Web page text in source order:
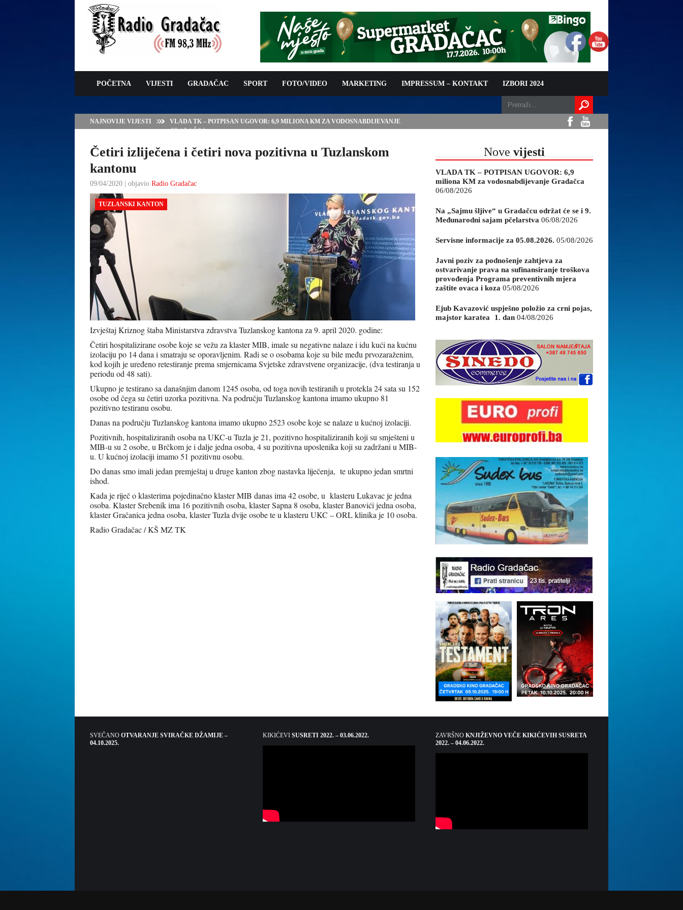
POČETNA VIJESTI GRADAČAC SPORT FOTO/VIDEO MARKETING IMPRESSUM – KONTAKT IZBORI 2024
NAJNOVIJE VIJESTI
VLADA TK – POTPISAN UGOVOR: 6,9 MILIONA KM ZA VODOSNABDIJEVANJE
GRADAČCA
Četiri izliječena i četiri nova pozitivna u Tuzlanskom
kantonu
09/04/2020 | objavio Radio Gradačac
TUZLANSKI KANTON
Izvještaj Kriznog štaba Ministarstva zdravstva Tuzlanskog kantona za 9. april 2020. godine:
Četiri hospitalizirane osobe koje se vežu za klaster MIB, imale su negativne nalaze i idu kući na kućnu
izolaciju po 14 dana i smatraju se oporavljenim. Radi se o osobama koje su bile među prvozaraženim,
kod kojih je uređeno retestiranje prema smjernicama Svjetske zdravstvene organizacije, (dva testiranja u
periodu od 48 sati).
Ukupno je testirano sa današnjim danom 1245 osoba, od toga novih testiranih u protekla 24 sata su 152
osobe od čega su četiri uzorka pozitivna. Na području Tuzlanskog kantona imamo ukupno 81
pozitivno testiranu osobu.
Danas na području Tuzlanskog kantona imamo ukupno 2523 osobe koje se nalaze u kućnoj izolaciji.
Pozitivnih, hospitaliziranih osoba na UKC-u Tuzla je 21, pozitivno hospitaliziranih koji su smješteni u
MIB-u su 2 osobe, u Brčkom je i dalje jedna osoba, 4 su pozitivna uposlenika koji su zadržani u MIB-
u. U kućnoj izolaciji imamo 51 pozitivnu osobu.
Do danas smo imali jedan premještaj u druge kanton zbog nastavka liječenja, te ukupno jedan smrtni
ishod.
Kada je riječ o klasterima pojedinačno klaster MIB danas ima 42 osobe, u klasteru Lukavac je jedna
osoba. Klaster Srebenik ima 16 pozitivnih osoba, klaster Sapna 8 osoba, klaster Banovići jedna osoba,
klaster Gračanica jedna osoba, klaster Tuzla dvije osobe te u klasteru UKC – ORL klinika je 10 osoba.
Radio Gradačac / KŠ MZ TK
Nove vijesti
VLADA TK – POTPISAN UGOVOR: 6,9
miliona KM za vodosnabdijevanje Gradačca
06/08/2026
Na „Sajmu šljive“ u Gradačcu održat će se i 9.
Međunarodni sajam pčelarstva 06/08/2026
Servisne informacije za 05.08.2026. 05/08/2026
Javni poziv za podnošenje zahtjeva za
ostvarivanje prava na sufinansiranje troškova
provođenja Programa preventivnih mjera
zaštite ovaca i koza 05/08/2026
Ejub Kavazović uspješno položio za crni pojas,
majstor karatea 1. dan 04/08/2026
SVEČANO OTVARANJE SVIRAČKE DŽAMIJE –
04.10.2025.
KIKIĆEVI SUSRETI 2022. – 03.06.2022. ZAVRŠNO KNJIŽEVNO VEČE KIKIĆEVIH SUSRETA
2022. – 04.06.2022.